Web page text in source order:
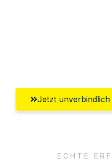
Jetzt
ECHTE